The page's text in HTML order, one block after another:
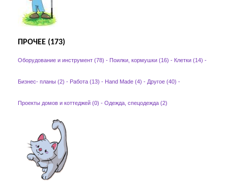
ПРОЧЕЕ (173)
Оборудование и инструмент (78) - Поилки, кормушки (16) - Клетки (14) -
Бизнес- планы (2) - Работа (13) - Hand Made (4) - Другое (40) -
Проекты домов и коттеджей (0) - Одежда, спецодежда (2)